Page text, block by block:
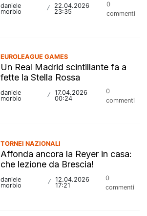
daniele
morbio
/
22.04.2026
23:35
0
commenti
EUROLEAGUE GAMES
Un Real Madrid scintillante fa a
fette la Stella Rossa
daniele
morbio
/
17.04.2026
00:24
0
commenti
TORNEI NAZIONALI
Affonda ancora la Reyer in casa:
che lezione da Brescia!
daniele
morbio
/ 12.04.2026
17:21
0
commenti